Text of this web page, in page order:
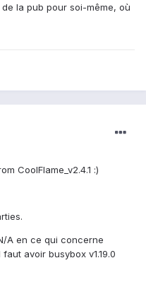
la pub pour soi-même, où
CoolFlame_v2.4.1 :)
A en ce qui concerne
avoir busybox v1.19.0